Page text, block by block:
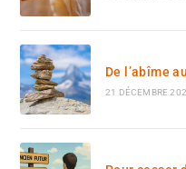
De l’abîme
21 DÉCEMBRE